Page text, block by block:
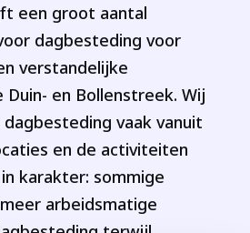
een groot aantal
dagbesteding voor
verstandelijke
Duin- en Bollenstreek. Wij
vaak vanuit
en de activiteiten
karakter: sommige
arbeidsmatige